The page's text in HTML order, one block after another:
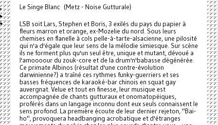
Le Singe Blanc (Metz - Noise Gutturale)
LSB soit Lars, Stephen et Boris, 3 exilés du pays du papier à
fleurs marron et orange, ex-Mozelie du nord. Sous leurs
chemises en flanelle à cols pelle-à-tarte-alsacienne, une pilosité
qui n'a d'égale que leur sens de la mélodie simiesque. Sur scène
ils ne forment plus qu'un seul être, unique et mutant, dévoué a
l'amoooour du zouk-core et de la drum'n'babasse dégénérée.
Ce primate Albinos (résultat d'une contre-évolution
darwinienne?) a traîné ces rythmes funky-guerriers et ses
basses fréquences de karaoké-bar chinois en squat gay
auvergnat. Velue et tout en finesse, leur musique est
accompagnée de chants gutturaux et onomatopéiques,
proférés dans un langage inconnu dont eux seuls connaissent le
sens profond. La première écoute de leur dernier rejeton, "Bai-
ho", provoquera headbanging acrobatique et d'étranges